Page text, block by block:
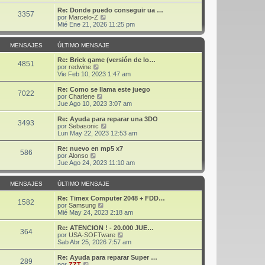
e
m
o
m
e
n
s
a
e
ú
l
i
m
o
m
e
n
s
e
3357
Re: Donde puedo conseguir ua …
por Marcelo-Z
e
r
ú
l
t
i
o
m
e
s
e
Mié Ene 21, 2026 11:25 pm
MENSAJES ÚLTIMO MENSAJE
4851
Re: Brick game (versión de lo…
por redwine
e
r
ú
l
t
o
m
e
s
j
e
Vie Feb 10, 2023 1:47 am
7022
Re: Como se llama este juego
por Charlene
e
r
ú
l
t
o
m
e
n
s
a
e
Jue Ago 10, 2023 3:07 am
3493
Re: Ayuda para reparar una 3DO
por Sebasonic
e
r
ú
l
m
o
m
e
s
Lun May 22, 2023 12:53 am
586
Re: nuevo en mp5 x7
por Alonso
e
r
ú
l
t
i
m
o
m
e
n
s
e
Jue Ago 24, 2023 11:10 am
MENSAJES ÚLTIMO MENSAJE
1582
Re: Timex Computer 2048 + FDD…
por Samsung
e
r
ú
l
t
o
Mié May 24, 2023 2:18 am
364
Re: ATENCION ! - 20.000 JUE…
por USA-SOFTware
e
r
ú
Sab Abr 25, 2026 7:57 am
289
Re: Ayuda para reparar Super …